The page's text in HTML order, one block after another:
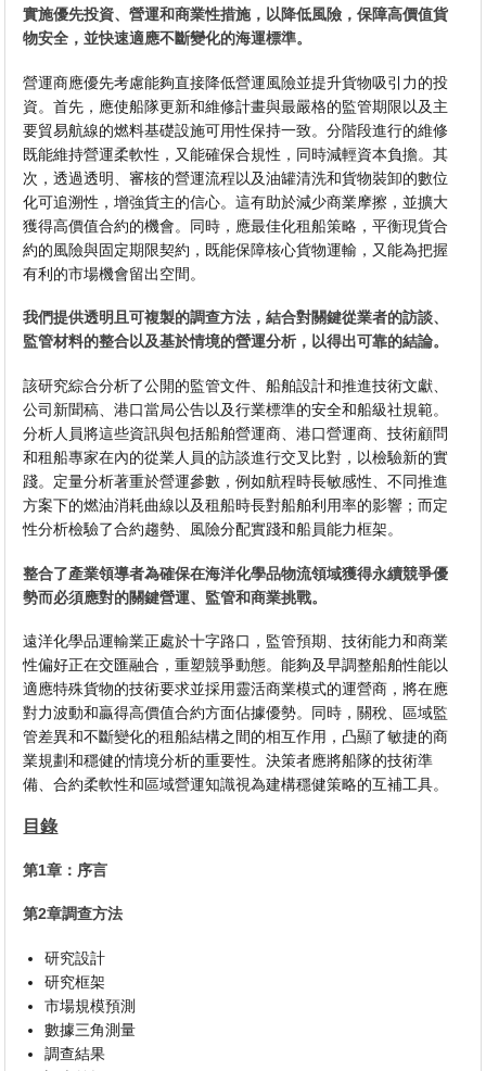
實施優先投資、營運和商業性措施，以降低風險，保障高價值貨
物安全，並快速適應不斷變化的海運標準。
營運商應優先考慮能夠直接降低營運風險並提升貨物吸引力的投
資。首先，應使船隊更新和維修計畫與最嚴格的監管期限以及主
要貿易航線的燃料基礎設施可用性保持一致。分階段進行的維修
既能維持營運柔軟性，又能確保合規性，同時減輕資本負擔。其
次，透過透明、審核的營運流程以及油罐清洗和貨物裝卸的數位
化可追溯性，增強貨主的信心。這有助於減少商業摩擦，並擴大
獲得高價值合約的機會。同時，應最佳化租船策略，平衡現貨合
約的風險與固定期限契約，既能保障核心貨物運輸，又能為把握
有利的市場機會留出空間。
我們提供透明且可複製的調查方法，結合對關鍵從業者的訪談、
監管材料的整合以及基於情境的營運分析，以得出可靠的結論。
該研究綜合分析了公開的監管文件、船舶設計和推進技術文獻、
公司新聞稿、港口當局公告以及行業標準的安全和船級社規範。
分析人員將這些資訊與包括船舶營運商、港口營運商、技術顧問
和租船專家在內的從業人員的訪談進行交叉比對，以檢驗新的實
踐。定量分析著重於營運參數，例如航程時長敏感性、不同推進
方案下的燃油消耗曲線以及租船時長對船舶利用率的影響；而定
性分析檢驗了合約趨勢、風險分配實踐和船員能力框架。
整合了產業領導者為確保在海洋化學品物流領域獲得永續競爭優
勢而必須應對的關鍵營運、監管和商業挑戰。
遠洋化學品運輸業正處於十字路口，監管預期、技術能力和商業
性偏好正在交匯融合，重塑競爭動態。能夠及早調整船舶性能以
適應特殊貨物的技術要求並採用靈活商業模式的運營商，將在應
對力波動和贏得高價值合約方面佔據優勢。同時，關稅、區域監
管差異和不斷變化的租船結構之間的相互作用，凸顯了敏捷的商
業規劃和穩健的情境分析的重要性。決策者應將船隊的技術準
備、合約柔軟性和區域營運知識視為建構穩健策略的互補工具。
目錄
第1章：序言
第2章調查方法
研究設計
研究框架
市場規模預測
數據三角測量
調查結果